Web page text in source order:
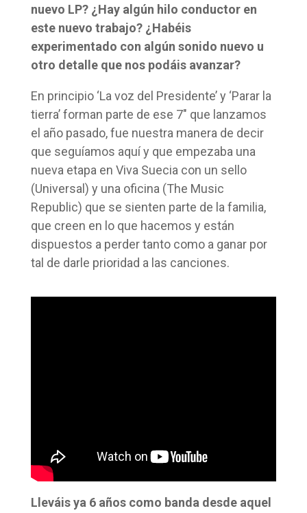
nuevo LP? ¿Hay algún hilo conductor en
este nuevo trabajo? ¿Habéis
experimentado con algún sonido nuevo u
otro detalle que nos podáis avanzar?
En principio ‘La voz del Presidente’ y ‘Parar la
tierra’ forman parte de ese 7″ que lanzamos
el año pasado, fue nuestra manera de decir
que seguíamos aquí y que empezaba una
nueva etapa en Viva Suecia con un sello
(Universal) y una oficina (The Music
Republic) que se sienten parte de la familia,
que creen en lo que hacemos y están
dispuestos a perder tanto como a ganar por
tal de darle prioridad a las canciones.
Lleváis ya 6 años como banda desde aquel